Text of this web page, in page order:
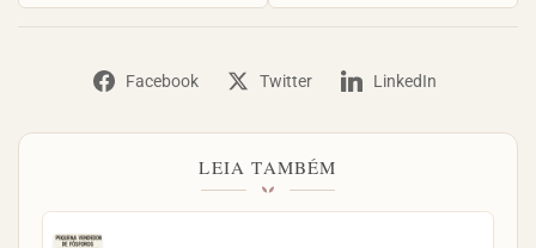
Facebook Twitter LinkedIn
LEIA TAMBÉM